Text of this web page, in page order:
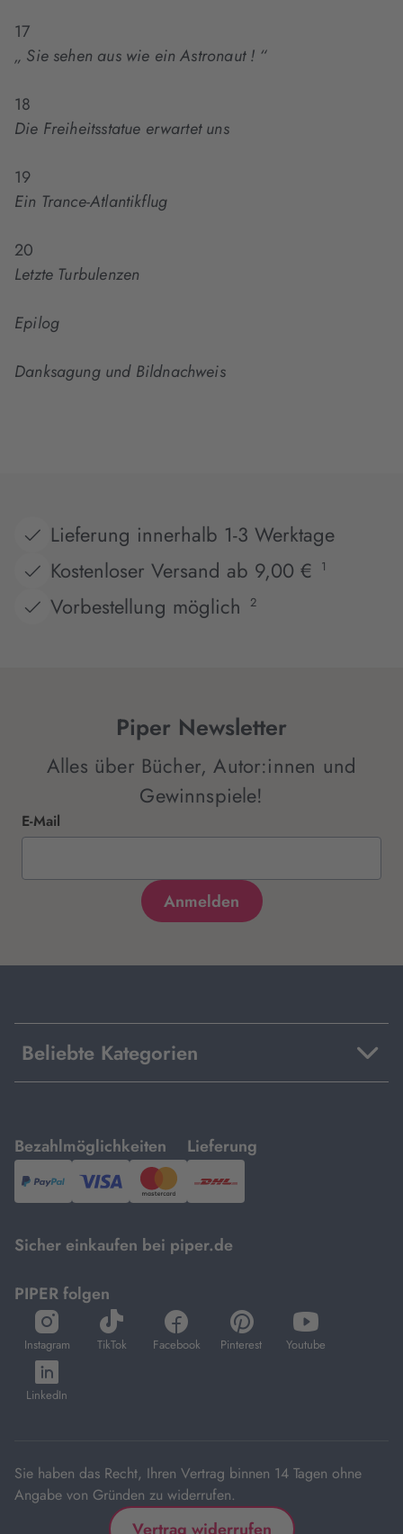
17
„ Sie sehen aus wie ein Astronaut ! “
18
Die Freiheitsstatue erwartet uns
19
Ein Trance-Atlantikflug
20
Letzte Turbulenzen
Epilog
Danksagung und Bildnachweis
Lieferung innerhalb 1-3 Werktage
Kostenloser Versand ab 9,00 €
1
Vorbestellung möglich 2
Piper Newsletter
Alles über Bücher, Autor:innen und
Gewinnspiele!
E-Mail
Beliebte Kategorien
Bezahlmöglichkeiten
mit
PayPal,Visa
und
Lieferung
mit
DHL.
Sicher einkaufen bei piper.de
PIPER folgen
Instagram
öffnet
in
neuem
Tab
TikTok
öffnet
in
Facebook
öffnet
in
Pinterest
öffnet
in
Youtube
öffnet
in
LinkedIn
öffnet
in
Sie haben das Recht, Ihren Vertrag binnen 14 Tagen ohne
Angabe von Gründen zu widerrufen.